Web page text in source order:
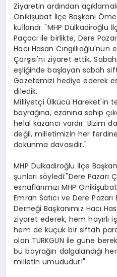
Ziyaretin ardından
Onikişubat İlçe Başkanı
kullandı: "MHP Dulkadiroğlu
Paçacı ile birlikte, Dere
Hacı Hasan
Çarşısı'nı ziyaret ettik.
eşliğinde başlayan sabah
Gazetemizi hediye ederek
diledik.
Milliyetçi Ülkücü Hareket'in
bayrağına, ezanına sahip
helal kazancı vardır. Bizim
değil, milletimizin her
dokunma davasıdır."
MHP Dulkadiroğlu İlçe
şunları söyledi:"Dere Pazarı
esnaflarımızı MHP
Emrah Satıcı ve Dere
Derneği Başkanımız Hacı
ziyaret ederek, hem hayırlı
hem de küçük bir siftah
olan TÜRKGÜN ile güne
bu bayrağın dalgalandığı
milletin umududur!"